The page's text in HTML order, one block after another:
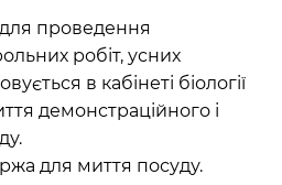
проведення
робіт, усних
в кабінеті біології
демонстраційного і
для миття посуду.